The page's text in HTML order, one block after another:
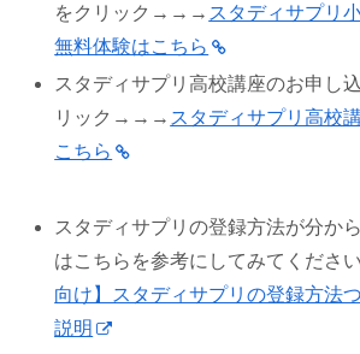
をクリック→→→ スタディサプリ
無料体験はこちら
スタディサプリ高校講座のお申し
リック→→→ スタディサプリ高校
こちら
スタディサプリの登録方法が分か
はこちらを参考にしてみてくだ
向け】スタディサプリの登録方法
説明